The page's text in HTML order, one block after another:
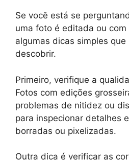
Se você está se
uma foto é editada ou
algumas dicas simples
descobrir.
Primeiro, verifique a
Fotos com edições
problemas de nitidez ou
para inspecionar detalhes
borradas ou pixelizadas.
Outra dica é verificar as